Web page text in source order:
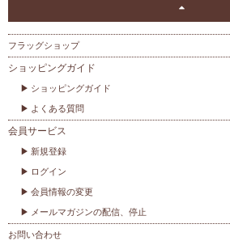
フラッグショップ
ショッピングガイド
ショッピングガイド
よくある質問
会員サービス
新規登録
ログイン
会員情報の変更
メールマガジンの配信、停止
お問い合わせ